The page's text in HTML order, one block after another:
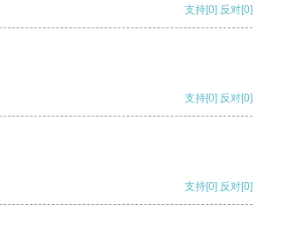
支持[0] 反对[0]
支持[0] 反对[0]
支持[0] 反对[0]